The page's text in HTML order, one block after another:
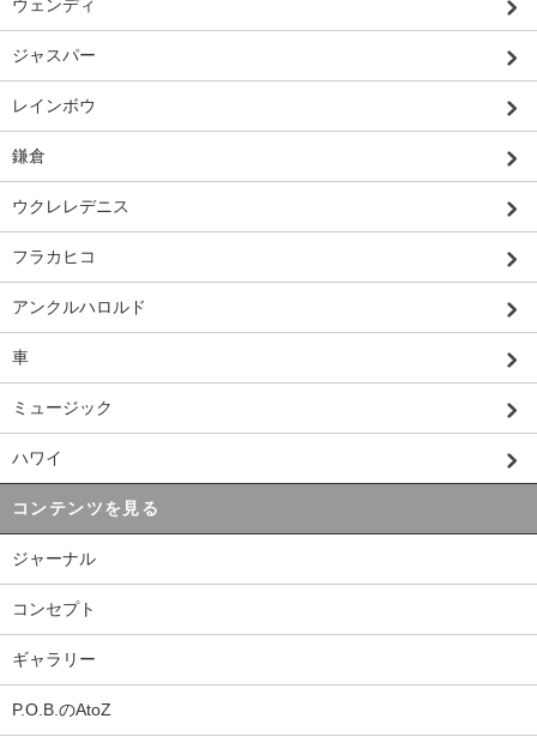
ウェンディ
ジャスパー
レインボウ
鎌倉
ウクレレデニス
フラカヒコ
アンクルハロルド
車
ミュージック
ハワイ
コンテンツを見る
ジャーナル
コンセプト
ギャラリー
P.O.B.のAtoZ